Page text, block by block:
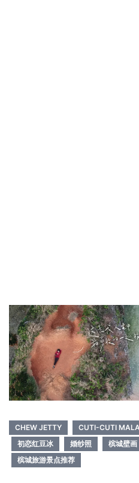
CHEW JETTY CUTI-CUTI
初恋红豆冰
婚纱照 槟城壁画
槟城旅游景点推荐